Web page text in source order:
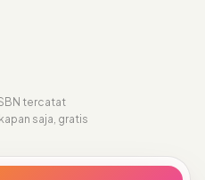
tercatat
saja, gratis